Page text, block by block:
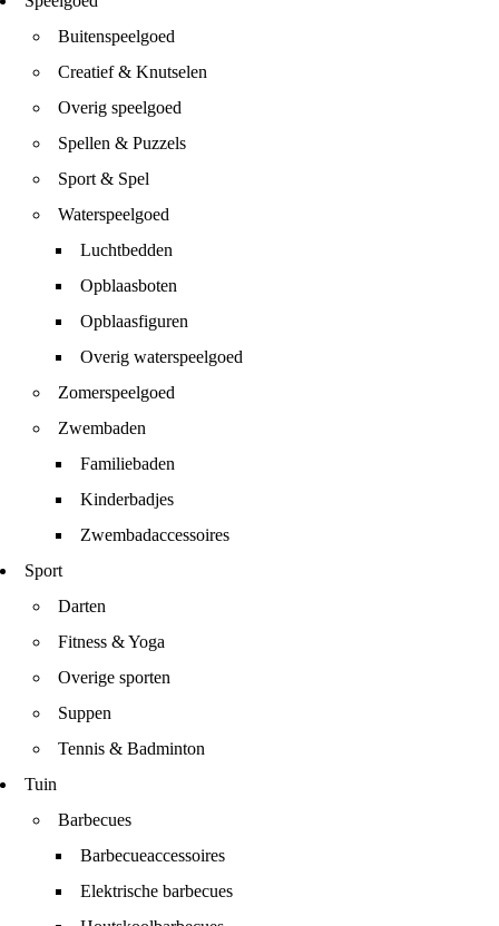
Buitenspeelgoed
Creatief & Knutselen
Overig speelgoed
Spellen & Puzzels
Sport & Spel
Waterspeelgoed
Luchtbedden
Opblaasboten
Opblaasfiguren
Overig waterspeelgoed
Zomerspeelgoed
Zwembaden
Familiebaden
Kinderbadjes
Zwembadaccessoires
Sport
Darten
Fitness & Yoga
Overige sporten
Suppen
Tennis & Badminton
Tuin
Barbecues
Barbecueaccessoires
Elektrische barbecues